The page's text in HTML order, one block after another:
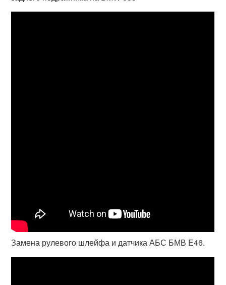
Замена рулевого шлейфа и датчика АБС БМВ Е46.